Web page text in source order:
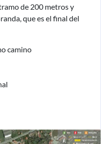
de 200 metros y
que es el final del
camino